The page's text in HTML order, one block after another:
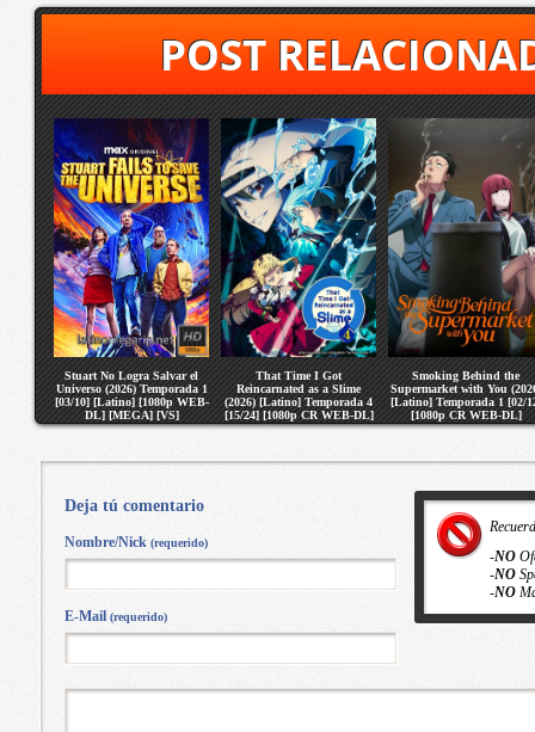
POST
Stuart No Logra Salvar el
Universo (2026) Temporada 1
[03/10] [Latino] [1080p WEB-
DL] [MEGA] [VS]
That Time I Got
Reincarnated as a Slime
(2026) [Latino] Temporada 4
[15/24] [1080p CR WEB-DL]
[MEGA] [VS]
Smoking Behind the
Supermarket with You
[Latino] Temporada 1 [02/
[1080p CR WEB-DL]
[MEGA] [VS]
-NO
-NO
-NO
Deja tú comentario
Nombre/Nick (requerido)
E-Mail (requerido)